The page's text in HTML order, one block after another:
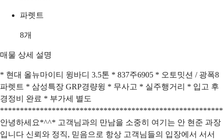
파렛트
8개
매물 상세 설명
* 현대 올뉴마이티 윙바디 3.5톤 * 837주6905 * 오토밋션 / 광폭8
파렛트 * 삼성특장 GRP경량윙 * 무사고 * 실주행거리 * 입고 후
경정비 완료 * 부가세 별도
안녕하세요*^^* 고객님과의 만남을 소중히 여기는 안 현준 과장
입니다 신뢰와 정직, 믿음으로 항상 고객님들의 입장에서 서서